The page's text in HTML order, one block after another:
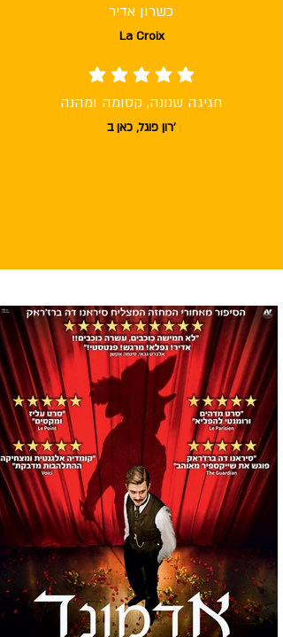
כשרון אדיר
La Croix
average rating is 5 out of 5
חגיגה שנונה, קסומה ומהנה
רון פוגל, כאן ב'